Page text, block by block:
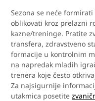
Sezona se neće
oblikovati kroz prelazni
kazne/treninge. Pratite
transfera, zdravstveno
formacije u kontrolnim
na napredak mladih
trenera koje često
Za najsigurnije
utakmica posetite